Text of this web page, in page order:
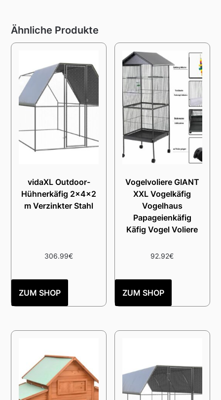
Ähnliche Produkte
vidaXL Outdoor-
Hühnerkäfig 2x4x2
m Verzinkter Stahl
306.99€
ZUM SHOP
Vogelvoliere GIANT
XXL Vogelkäfig
Vogelhaus
Papageienkäfig
Käfig Vogel Voliere
92.92€
ZUM SHOP